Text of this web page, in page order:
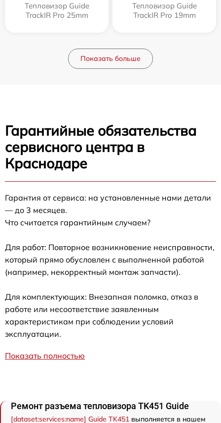
Тепловизор Guide
TrackIR Pro 25mm
Тепловизор Guide
TrackIR Pro 19mm
Показать больше
Гарантийные обязательства
сервисного центра в
Краснодаре
Гарантия от сервиса: на установленные нами детали
— до 3 месяцев.
Что считается гарантийным случаем?
Для работ: Повторное возникновение неисправности,
который прямо обусловлен с выполненной работой
(например, некорректный монтаж запчасти).
Для комплектующих: Внезапная поломка, отказ в
работе или несоответствие заявленным
характеристикам при соблюдении условий
эксплуатации.
Показать полностью
Ремонт разъема тепловизора TK451 Guide
[dataset:services:name] Guide TK451 выполняется в нашем